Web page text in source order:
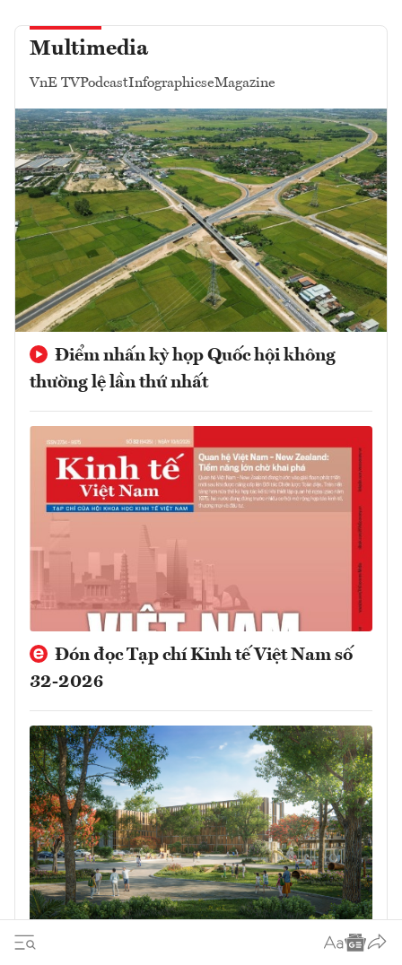
Multimedia
VnE TVPodcastInfographicseMagazine
Điểm nhấn kỳ họp Quốc hội không
thường lệ lần thứ nhất
Đón đọc Tạp chí Kinh tế Việt Nam số
32-2026
Chủ tịch Edison Schools: Eco Retreat